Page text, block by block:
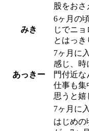
股をおさ
みき
6ヶ月の
じでニ
とはっき
あっきー
7ヶ月に
感じ、時
門付近
仕事も集
思うと嬉
7ヶ月に
はじめの